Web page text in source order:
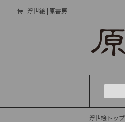
侍 | 浮世絵 | 原書房
浮世絵トップ